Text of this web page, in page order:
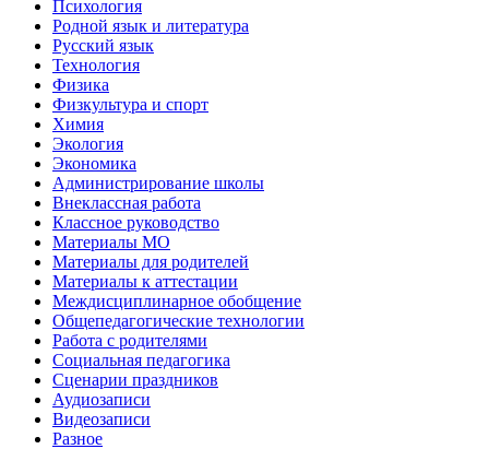
Психология
Родной язык и литература
Русский язык
Технология
Физика
Физкультура и спорт
Химия
Экология
Экономика
Администрирование школы
Внеклассная работа
Классное руководство
Материалы МО
Материалы для родителей
Материалы к аттестации
Междисциплинарное обобщение
Общепедагогические технологии
Работа с родителями
Социальная педагогика
Сценарии праздников
Аудиозаписи
Видеозаписи
Разное